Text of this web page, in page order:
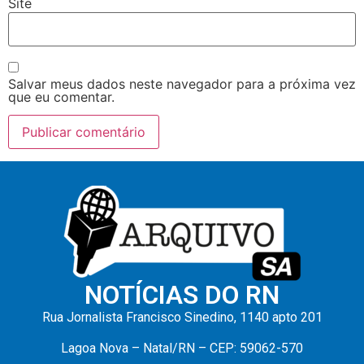
Site
Salvar meus dados neste navegador para a próxima vez
que eu comentar.
NOTÍCIAS DO RN
Rua Jornalista Francisco Sinedino, 1140 apto 201
Lagoa Nova – Natal/RN – CEP: 59062-570